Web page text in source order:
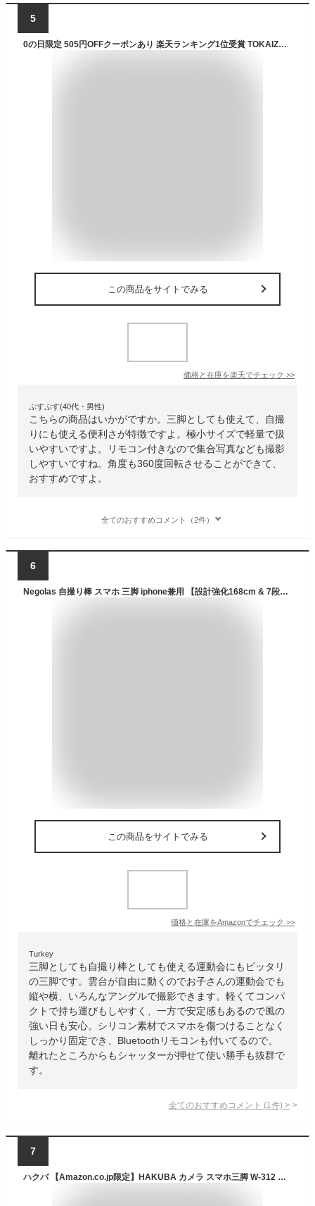
5
0の日限定 505円OFFクーポンあり 楽天ランキング1位受賞 TOKAIZ公式! 自撮り棒 セルカ棒 スマホ 三脚付き iphone デジカメ対応 シャッター付き 軽量 コンパクト じどり棒 android リモコン付 bluetooth 7段階伸縮 ミニ三脚 三脚スタンド 自分撮り 折り畳み 持ち運び便利
この商品をサイトでみる
価格と在庫を楽天でチェック >>
ぷすぷす(40代・男性)
こちらの商品はいかがですか。三脚としても使えて、自撮
りにも使える便利さが特徴ですよ。極小サイズで軽量で扱
いやすいですよ。リモコン付きなので集合写真なども撮影
しやすいですね。角度も360度回転させることができて、
おすすめですよ。
全てのおすすめコメント（2件）
6
Negolas 自撮り棒 スマホ 三脚 iphone兼用 【設計強化168cm & 7段階伸縮】150cm以上 Gopro セルカ棒 回転 軽量 生放送 Web会議 撮影 映画放送 旅行 遠隔シャッター iPhone/Androidスマホ等対応 【日本語取扱説明書付き】
この商品をサイトでみる
価格と在庫をAmazonでチェック >>
Turkey
三脚としても自撮り棒としても使える運動会にもピッタリ
の三脚です。雲台が自由に動くのでお子さんの運動会でも
縦や横、いろんなアングルで撮影できます。軽くてコンパ
クトで持ち運びもしやすく、一方で安定感もあるので風の
強い日も安心。シリコン素材でスマホを傷つけることなく
しっかり固定でき、Bluetoothリモコンも付いてるので、
離れたところからもシャッターが押せて使い勝手も抜群で
す。
全てのおすすめコメント (1 件) >
7
ハクバ 【Amazon.co.jp限定】HAKUBA カメラ スマホ三脚 W-312 ブラック スマートフォンホルダーセット2 AMZW312HBK2 3WAY雲台 アルミ製 4段 動画撮影 テレワーク クイックシュー機能 Android&iPhone 対応 アクションカメラ